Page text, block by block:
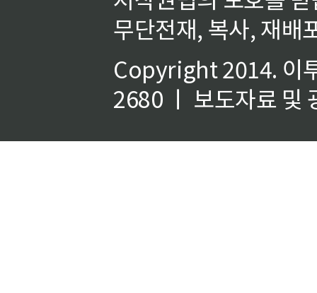
무단전재, 복사, 재배
Copyright 2014. 이
2680 ㅣ 보도자료